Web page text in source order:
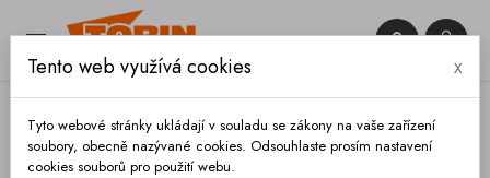
 

Tento web využívá cookies x
Tyto webové stránky ukládají v souladu se zákony na vaše zařízení
soubory, obecně nazývané cookies. Odsouhlaste prosím nastavení
cookies souborů pro použití webu.